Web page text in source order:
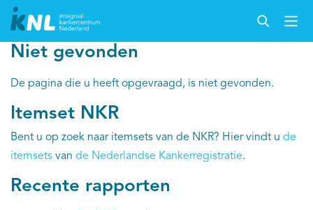
Niet gevonden
De pagina die u heeft opgevraagd, is niet gevonden.
Itemset NKR
Bent u op zoek naar itemsets van de NKR? Hier vindt u de
itemsets van de Nederlandse Kankerregistratie.
Recente rapporten